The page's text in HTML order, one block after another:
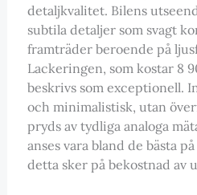
detaljkvalitet. Bilens
subtila detaljer som svagt
framträder beroende på
Lackeringen, som kostar 8
beskrivs som exceptionell.
och minimalistisk, utan
pryds av tydliga analoga
anses vara bland de bästa
detta sker på bekostnad av